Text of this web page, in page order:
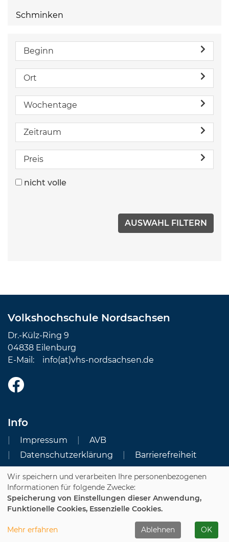
Schminken
Beginn
Ort
Wochentage
Zeitraum
Preis
nicht volle
Volkshochschule Nordsachsen
Dr.-Külz-Ring 9
04838 Eilenburg
E-Mail: info(at)vhs-nordsachsen.de
Info
Impressum
AVB
Datenschutzerklärung
Barrierefreiheit
Cookie Einstellungen
Dozenten-Login
Wir speichern und verarbeiten Ihre personenbezogenen
Informationen für folgende Zwecke:
Speicherung von Einstellungen dieser Anwendung,
Funktionelle Cookies, Essenzielle Cookies.
Mehr erfahren Ablehnen OK